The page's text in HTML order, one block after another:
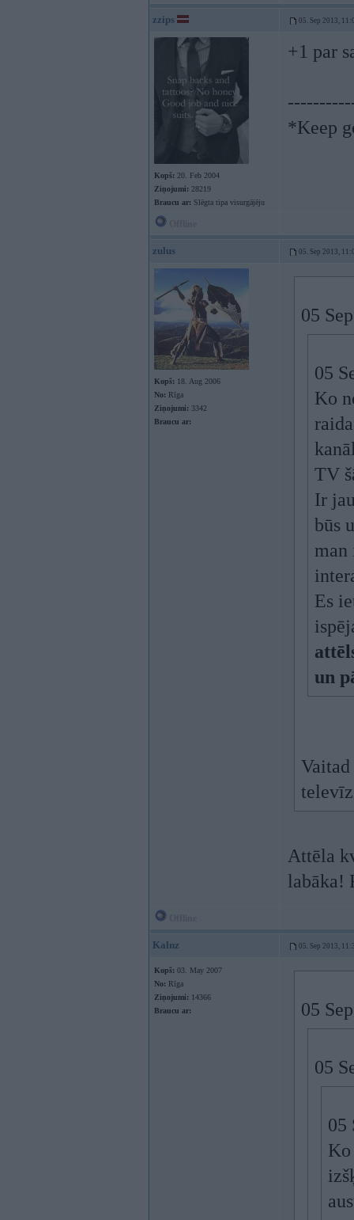
zzips 05. Sep 2013,
Kopš: 20. Feb 2004
Ziņojumi: 28219
Braucu ar: Slēgta tipa visurgājēju
+1 par
*Keep
zulus 05. Sep 2013,
Kopš: 18. Aug 2006
No: Rīga
Ziņojumi: 3342
Braucu ar:
05
05
Ko
TV
Ir
būs
man
Es
un
Attēla
labāka!
Kalnz 05. Sep 2013,
Kopš: 03. May 2007
No: Rīga
Ziņojumi: 14366
Braucu ar:
05
05
05